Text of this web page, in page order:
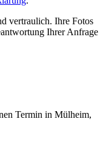
vertraulich. Ihre Fotos
Ihrer Anfrage
Termin in Mülheim,